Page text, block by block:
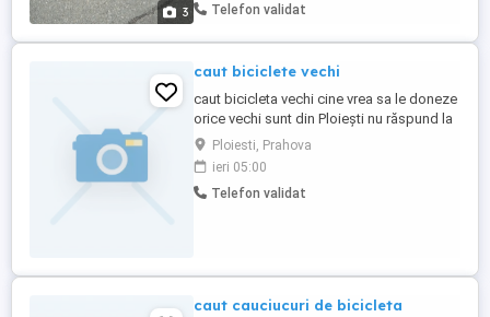
3 Telefon validat
caut biciclete vechi
caut bicicleta vechi cine vrea sa le doneze
orice vechi sunt din Ploiești nu răspund la
mesaje doar la telefon
Ploiesti, Prahova
ieri 05:00
Telefon validat
caut cauciucuri de bicicleta